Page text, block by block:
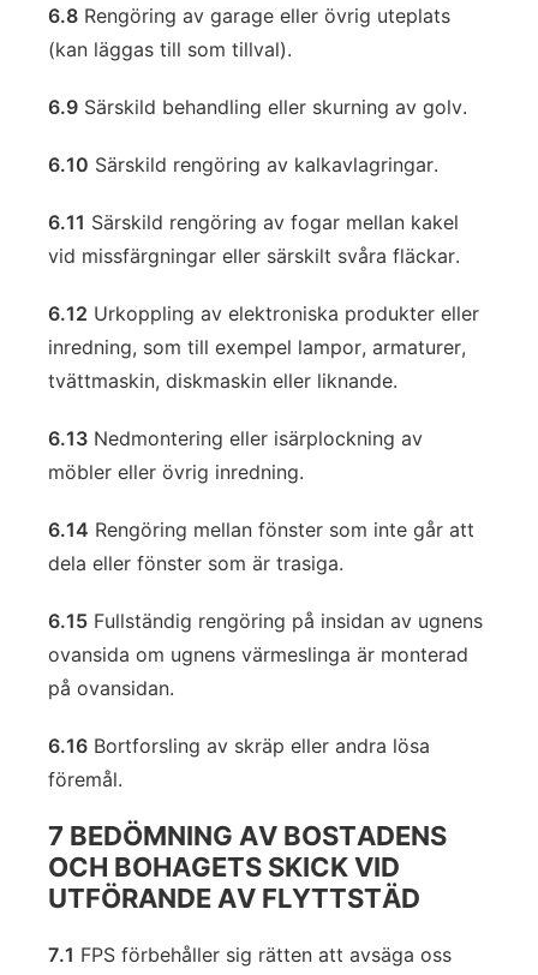
6.8 Rengöring av garage eller övrig uteplats
(kan läggas till som tillval).
6.9 Särskild behandling eller skurning av golv.
6.10 Särskild rengöring av kalkavlagringar.
6.11 Särskild rengöring av fogar mellan kakel
vid missfärgningar eller särskilt svåra fläckar.
6.12 Urkoppling av elektroniska produkter eller
inredning, som till exempel lampor, armaturer,
tvättmaskin, diskmaskin eller liknande.
6.13 Nedmontering eller isärplockning av
möbler eller övrig inredning.
6.14 Rengöring mellan fönster som inte går att
dela eller fönster som är trasiga.
6.15 Fullständig rengöring på insidan av ugnens
ovansida om ugnens värmeslinga är monterad
på ovansidan.
6.16 Bortforsling av skräp eller andra lösa
föremål.
7 BEDÖMNING AV BOSTADENS
OCH BOHAGETS SKICK VID
UTFÖRANDE AV FLYTTSTÄD
7.1 FPS förbehåller sig rätten att avsäga oss